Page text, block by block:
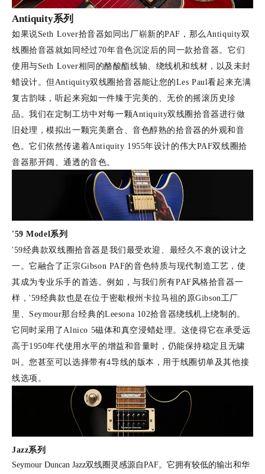
Antiquity系列
如果说Seth Lover拾音器如同出厂崭新的PAF，那么Antiquity双
线圈拾音器就如同经过70年音色沉淀后的同一款拾音器。它们
使用与Seth Lover相同的酪酸酯线轴、绕线机和线材，以及未封
蜡设计。但Antiquity双线圈拾音器能让您的Les Paul看起来充满
复古韵味，听起来宛如一件臻于完美的、无价的摇滚历史珍
品。我们在定制工坊中对每一颗Antiquity双线圈拾音器进行做
旧处理，模拟出一颗完美磨合、音色醇熟的拾音器的外观和音
色。它们依然传递着Antiquity 1955年设计的伟大PAF双线圈拾
音器那开阔、通透的音色。
'59 Model 系列
'59经典款双线圈拾音器是我们最受欢迎、最经久不衰的设计之
一。它融合了正宗Gibson PAF的音色特质与现代制造工艺，使
其成为专业乐手的首选。例如，与我们所有PAF风格拾音器一
样，'59经典款也是在位于密歇根州卡拉马祖的原Gibson工厂
里、Seymour那台经典的Leesona 102拾音器绕线机上绕制的。
它同时采用了Alnico 5磁体和真空浸蜡处理。这使得它在承受远
高于1950年代使用水平的增益和音量时，仍能保持稳定且无啸
叫。您甚至可以选择带有4导线的版本，用于线圈切单及其他接
线选项。
Jazz系列
Seymour Duncan Jazz双线圈灵感源自PAF。它拥有较低的输出和华